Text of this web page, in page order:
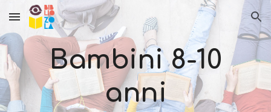
Skip to main content Skip to navigation
Bambini 8-10
anni